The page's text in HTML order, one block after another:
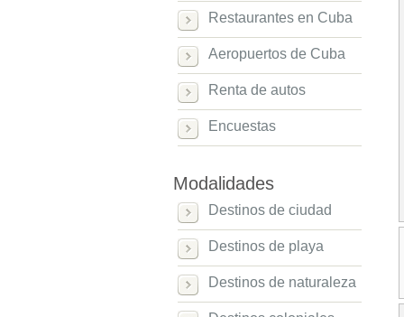
Restaurantes en Cuba
Aeropuertos de Cuba
Renta de autos
Encuestas
Modalidades
Destinos de ciudad
Destinos de playa
Destinos de naturaleza